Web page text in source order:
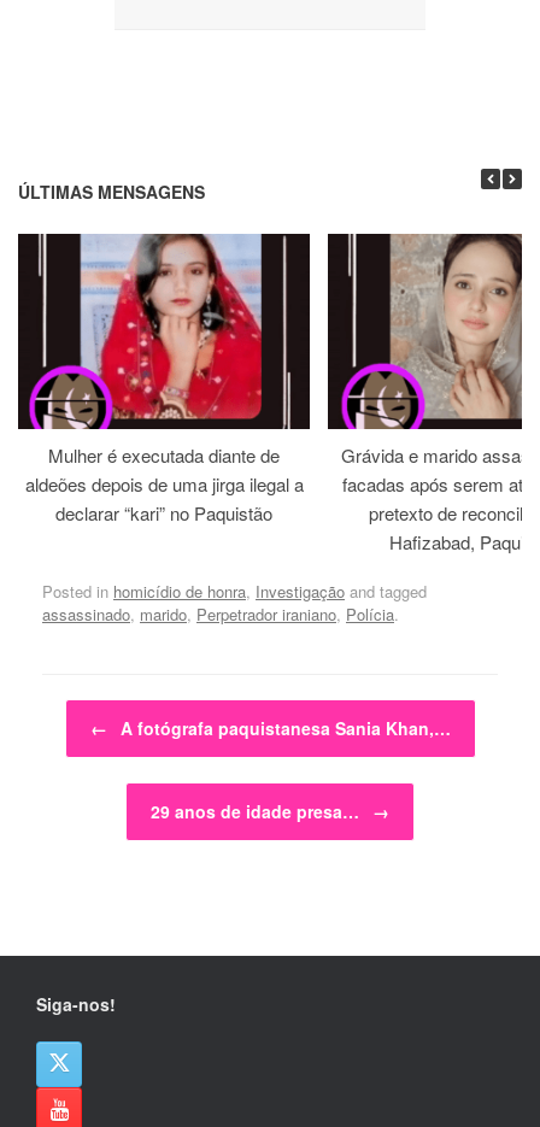
ÚLTIMAS MENSAGENS
Mulher é executada diante de
aldeões depois de uma jirga ilegal a
declarar “kari” no Paquistão
Grávida e marido
facadas após serem
pretexto de
Hafizabad,
Posted in homicídio de honra, Investigação and tagged
assassinado, marido, Perpetrador iraniano, Polícia.
Post navigation
← A fotógrafa paquistanesa Sania Khan,…
29 anos de idade presa… →
Siga-nos!